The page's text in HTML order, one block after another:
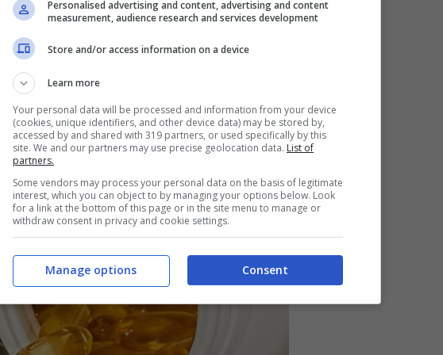
gli integratori sono correttamente assimilati
dice sugli integratori. Le
Personalised advertising and content, advertising and content
measurement, audience research and services development
Store and/or access information on a device
Learn more
Your personal data will be processed and information from your device
(cookies, unique identifiers, and other device data) may be stored by,
accessed by and shared with 319 partners, or used specifically by this
site. We and our partners may use precise geolocation data. List of
partners.
Some vendors may process your personal data on the basis of legitimate
interest, which you can object to by managing your options below. Look
for a link at the bottom of this page or in the site menu to manage or
withdraw consent in privacy and cookie settings.
Consent
Manage options